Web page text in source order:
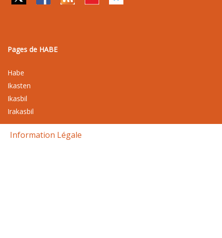
Pages de HABE
Habe
Ikasten
Ikasbil
Irakasbil
Information Légale